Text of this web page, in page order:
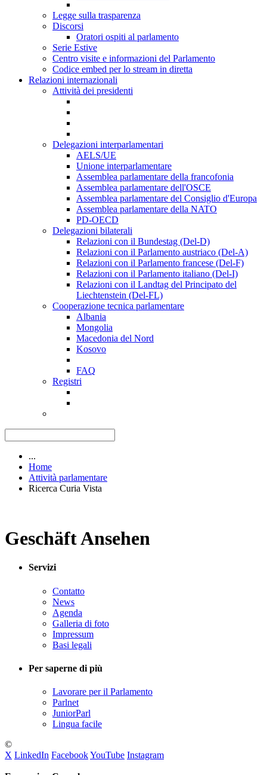
Legge sulla trasparenza
Discorsi
Oratori ospiti al parlamento
Serie Estive
Centro visite e informazioni del Parlamento
Codice embed per lo stream in diretta
Relazioni internazionali
Attività dei presidenti
Delegazioni interparlamentari
AELS/UE
Unione interparlamentare
Assemblea parlamentare della francofonia
Assemblea parlamentare dell'OSCE
Assemblea parlamentare del Consiglio d'Europa
Assemblea parlamentare della NATO
PD-OECD
Delegazioni bilaterali
Relazioni con il Bundestag (Del-D)
Relazioni con il Parlamento austriaco (Del-A)
Relazioni con il Parlamento francese (Del-F)
Relazioni con il Parlamento italiano (Del-I)
Relazioni con il Landtag del Principato del
Liechtenstein (Del-FL)
Cooperazione tecnica parlamentare
Albania
Mongolia
Macedonia del Nord
Kosovo
FAQ
Registri
...
Home
Attività parlamentare
Ricerca Curia Vista
Geschäft Ansehen
Servizi
Contatto
News
Agenda
Galleria di foto
Impressum
Basi legali
Per saperne di più
Lavorare per il Parlamento
Parlnet
JuniorParl
Lingua facile
©
X LinkedIn FacebookYouTube Instagram